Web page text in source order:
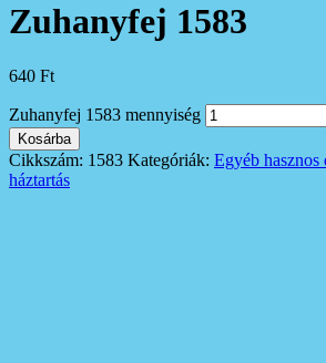
Zuhanyfej 1583
640 Ft
Zuhanyfej 1583 mennyiség
Kosárba
Cikkszám: 1583 Kategóriák: Egyéb hasznos
háztartás